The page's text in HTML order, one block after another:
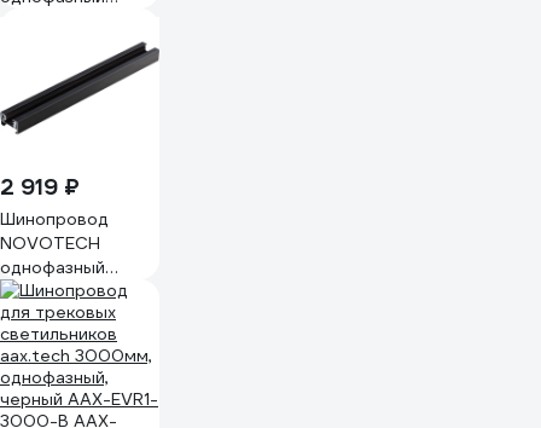
Skylite HSBL_0173
2 919 ₽
Шинопровод
NOVOTECH
однофазный
двухжильный с
токопроводом и
заглушкой 135298